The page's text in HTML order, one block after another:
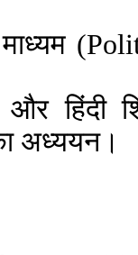
हिंदी
अध्ययन।